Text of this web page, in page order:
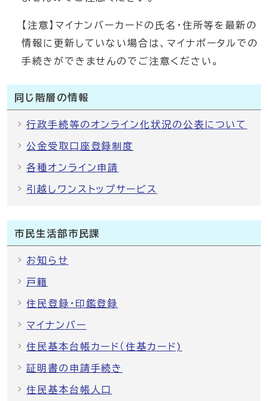
【注意】マイナンバーカードの氏名・住所等を最新の
情報に更新していない場合は、マイナポータルでの
手続きができませんのでご注意ください。
同じ階層の情報
行政手続等のオンライン化状況の公表について
公金受取口座登録制度
各種オンライン申請
引越しワンストップサービス
市民生活部市民課
お知らせ
戸籍
住民登録・印鑑登録
マイナンバー
住民基本台帳カード（住基カード)
証明書の申請手続き
住民基本台帳人口